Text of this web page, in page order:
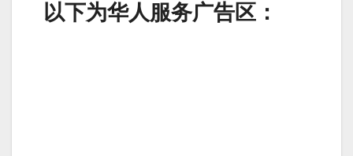
以下为华人服务广告区：